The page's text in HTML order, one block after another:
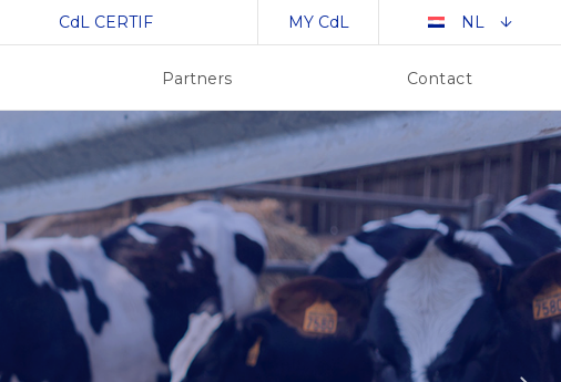
Partners Contact
CdL CERTIF MY CdL NL